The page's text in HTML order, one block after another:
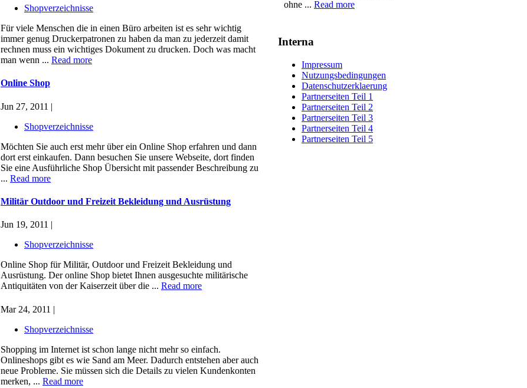
ohne ... Read more
Interna
Impressum
Nutzungsbedingungen
Datenschutzerklaerung
Partnerseiten Teil 1
Partnerseiten Teil 2
Partnerseiten Teil 3
Partnerseiten Teil 4
Partnerseiten Teil 5
Shopverzeichnisse
Für viele Menschen die in einen Büro arbeiten ist es sehr wichtig
immer genug Druckerpatronen zu haben da man zu jederzeit damit
rechnen muss ein wichtiges Dokument zu drucken. Doch was macht
man wenn ... Read more
Online Shop
Jun 27, 2011 |
Shopverzeichnisse
Möchten Sie auch erst mehr über ein Online Shop erfahren und dann
dort erst einkaufen. Dann besuchen Sie unsere Webseite, dort finden
Sie eine Ausführliche Shop Übersicht mit passender Beschreibung zu
... Read more
Militär Outdoor und Freizeit Bekleidung und Ausrüstung
Jun 19, 2011 |
Shopverzeichnisse
Online Shop für Militär, Outdoor und Freizeit Bekleidung und
Ausrüstung. Der online Shop bietet Ihnen ausgesuchte militärische
Antiquitäten von der Kaiserzeit über die ... Read more
Mar 24, 2011 |
Shopverzeichnisse
Shopping im Internet ist schon lange nicht mehr so einfach.
Onlineshops gibt es wie Sand am Meer. Dadurch entstehen aber auch
neue Probleme. Sie müssen sich die Details zu vielen Kundenkonten
merken, ... Read more